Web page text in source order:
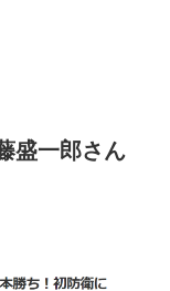
盛一郎さん